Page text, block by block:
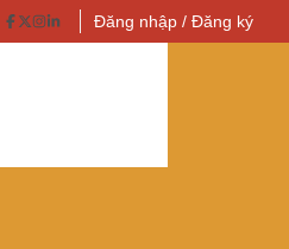
Đăng nhập / Đăng ký